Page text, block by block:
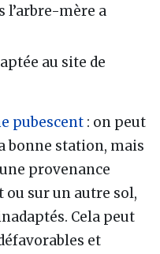
l’arbre-mère a
au site de
pubescent : on peut
bonne station, mais
provenance
sur un autre sol,
Cela peut
et